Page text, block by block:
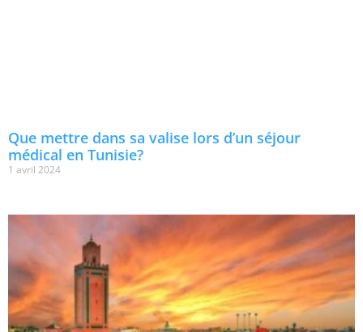
Que mettre dans sa valise lors d’un séjour
médical en Tunisie?
1 avril 2024